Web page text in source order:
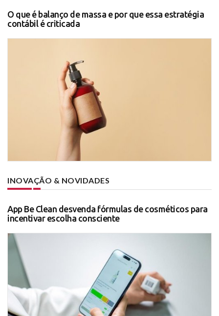
O que é balanço de massa e por que essa estratégia
contábil é criticada
INOVAÇÃO & NOVIDADES
App Be Clean desvenda fórmulas de cosméticos para
incentivar escolha consciente